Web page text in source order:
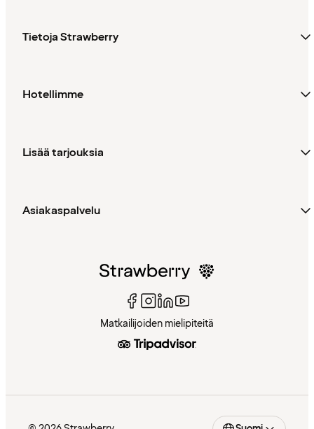
Tietoja Strawberry
Hotellimme
Lisää tarjouksia
Asiakaspalvelu
Matkailijoiden mielipiteitä